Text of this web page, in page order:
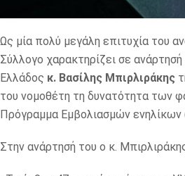
Ως μία πολύ μεγάλη επιτυχία του
Σύλλογο χαρακτηρίζει σε
Ελλάδος κ. Βασίλης Μπιρλιράκης
του νομοθέτη τη δυνατότητα των
Πρόγραμμα Εμβολιασμών ενηλίκων
Στην ανάρτησή του ο κ.